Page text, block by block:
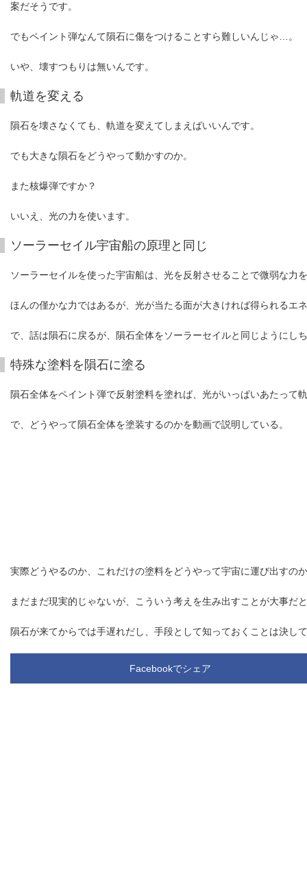
案だそうです。
でもペイント弾なんて隕石に傷をつけることすら難しいんじゃ…。
いや、壊すつもりは無いんです。
軌道を変える
隕石を壊さなくても、軌道を変えてしまえばいいんです。
でも大きな隕石をどうやって動かすのか。
また核爆弾ですか？
いいえ、光の力を使います。
ソーラーセイル宇宙船の原理と同じ
ソーラーセイルを使った宇宙船は、光を反射させることで微弱な力
ほんの僅かな力ではあるが、光が当たる面が大きければ得られるエ
で、話は隕石に戻るが、隕石全体をソーラーセイルと同じようにし
特殊な塗料を隕石に塗る
隕石全体をペイント弾で反射塗料を塗れば、光がいっぱいあたって
で、どうやって隕石全体を塗装するのかを動画で説明している。
実際どうやるのか、これだけの塗料をどうやって宇宙に運び出すの
まだまだ現実的じゃないが、こういう考えを生み出すことが大事だ
隕石が来てからでは手遅れだし、手段として知っておくことは決し
Facebookでシェア